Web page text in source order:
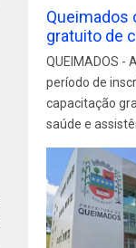
Queimados
gratuito de
QUEIMADOS -
período de
capacitação
saúde e